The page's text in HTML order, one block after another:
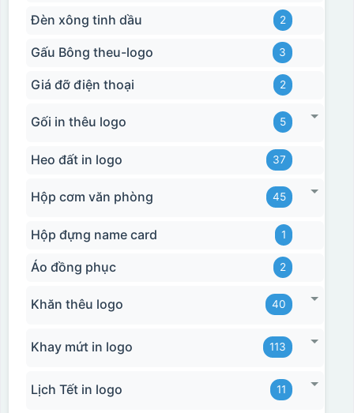
Đèn xông tinh dầu 2
Gấu Bông theu-logo 3
Giá đỡ điện thoại 2
Gối in thêu logo 5
Heo đất in logo 37
Hộp cơm văn phòng 45
Hộp đựng name card 1
Áo đồng phục 2
Khăn thêu logo 40
Khay mứt in logo 113
Lịch Tết in logo 11